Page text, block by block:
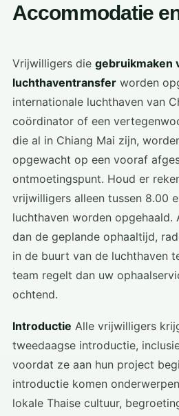
Accommodatie
Vrijwilligers die gebruikmaken
luchthaventransfer worden
internationale luchthaven van
coördinator of een
die al in Chiang Mai zijn,
opgewacht op een vooraf
ontmoetingspunt. Houd er
vrijwilligers alleen tussen 8.00
luchthaven worden opgehaald.
dan de geplande ophaaltijd,
in de buurt van de luchthaven
team regelt dan uw
ochtend.
Introductie Alle vrijwilligers
tweedaagse introductie,
voordat ze aan hun project
introductie komen
lokale Thaise cultuur,